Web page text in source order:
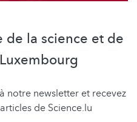
de la science et de
notre newsletter et recevez
de Science.lu